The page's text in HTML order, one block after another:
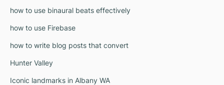
how to use binaural beats effectively
how to use Firebase
how to write blog posts that convert
Hunter Valley
Iconic landmarks in Albany WA